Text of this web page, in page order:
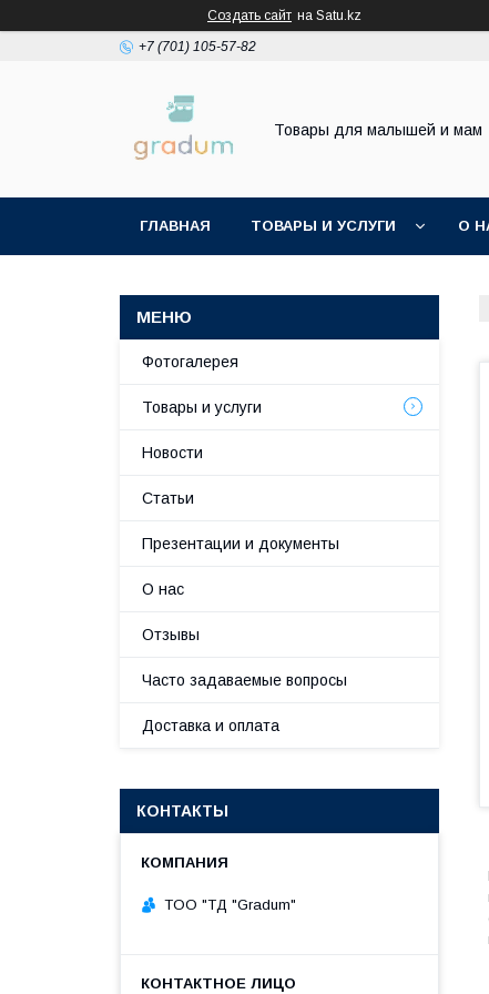
Создать сайт на Satu.kz
+7 (701) 105-57-82
Товары для малышей и мам
ГЛАВНАЯ ТОВАРЫ И УСЛУГИ О
Фотогалерея
Товары и услуги
Новости
Статьи
Презентации и документы
О нас
Отзывы
Часто задаваемые вопросы
Доставка и оплата
КОНТАКТЫ
TOO "ТД "Gradum"